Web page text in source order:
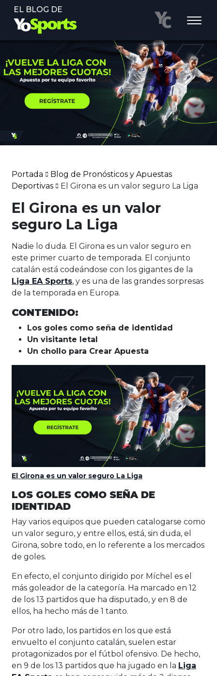
EL BLOG DE
Portada
Blog de Pronósticos y Apuestas
Deportivas
El Girona es un valor seguro La Liga
El Girona es un valor
seguro La Liga
Nadie lo duda. El Girona es un valor seguro en
este primer cuarto de temporada. El conjunto
catalán está codeándose con los gigantes de la
Liga EA Sports, y es una de las grandes sorpresas
de la temporada en Europa.
CONTENIDO:
Los goles como seña de identidad
Un visitante letal
Un chollo para Crear Apuesta
El Girona es un valor seguro La Liga
LOS GOLES COMO SEÑA DE
IDENTIDAD
Hay varios equipos que pueden catalogarse como
un valor seguro, y entre ellos, está, sin duda, el
Girona, sobre todo, en lo referente a los mercados
de goles.
En efecto, el conjunto dirigido por Míchel es el
más goleador de la categoría. Ha marcado en 12
de los 13 partidos que ha disputado, y en 8 de
ellos, ha hecho más de 1 tanto.
Por otro lado, los partidos en los que está
envuelto el conjunto catalán, suelen estar
protagonizados por el fútbol ofensivo. De hecho,
en 9 de los 13 partidos que ha jugado en la Liga